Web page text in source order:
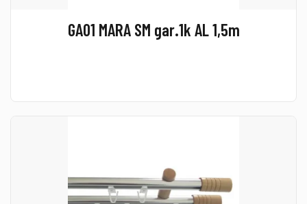
GA01 MARA SM gar.1k AL 1,5m